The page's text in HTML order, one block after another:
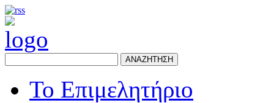
ΑΝΑΖΗΤΗΣΗ
Το Επιμελητήριο